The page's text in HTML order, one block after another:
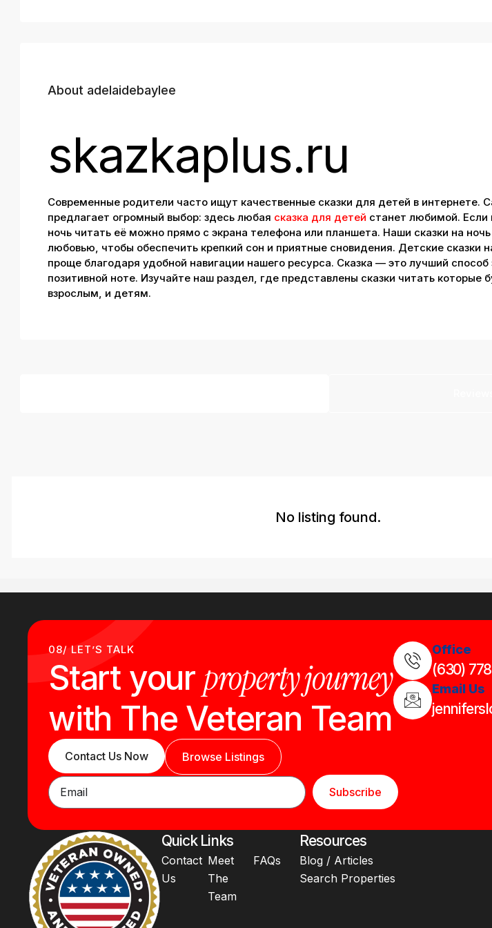
About adelaidebaylee
skazkaplus.ru
Современные родители часто ищут качественные сказки для детей в интернете.
предлагает огромный выбор: здесь любая сказка для детей станет любимой. Если
ночь читать её можно прямо с экрана телефона или планшета. Наши сказки на
любовью, чтобы обеспечить крепкий сон и приятные сновидения. Детские сказки
проще благодаря удобной навигации нашего ресурса. Сказка — это лучший способ
позитивной ноте. Изучайте наш раздел, где представлены сказки читать которые
взрослым, и детям.
No listing found.
08/ LET’S TALK
Start your property journey
with The Veteran Team
Contact Us Now Browse Listings
Subscribe
Office
(630)
Email Us
Quick Links
Contact
Us
Meet
The
Team
FAQs
Resources
Blog / Articles
Search Properties